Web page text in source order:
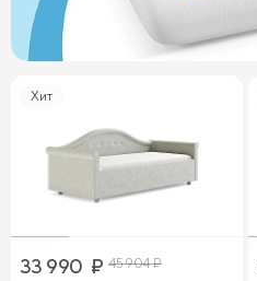
Хит
33 990 ₽ 45 904₽